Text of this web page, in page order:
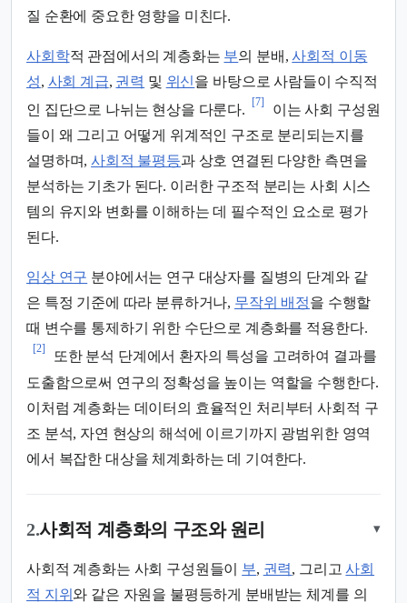
질 순환에 중요한 영향을 미친다.
사회학적 관점에서의 계층화는 부의 분배,사회적 이동
성, 사회 계급, 권력 및 위신을 바탕으로 사람들이 수직적
인 집단으로 나뉘는 현상을 다룬다.
[7]
이는 사회 구성원
들이 왜 그리고 어떻게 위계적인 구조로 분리되는지를
설명하며,사회적 불평등과 상호 연결된 다양한 측면을
분석하는 기초가 된다. 이러한 구조적 분리는 사회 시스
템의 유지와 변화를 이해하는 데 필수적인 요소로 평가
된다.
임상 연구 분야에서는 연구 대상자를 질병의 단계와 같
은 특정 기준에 따라 분류하거나, 무작위 배정을 수행할
때 변수를 통제하기 위한 수단으로 계층화를 적용한다.
[2]
또한 분석 단계에서 환자의 특성을 고려하여 결과를
도출함으로써 연구의 정확성을 높이는 역할을 수행한다.
이처럼 계층화는 데이터의 효율적인 처리부터 사회적 구
조 분석, 자연 현상의 해석에 이르기까지 광범위한 영역
에서 복잡한 대상을 체계화하는 데 기여한다.
2.사회적 계층화의 구조와 원리 ▾
사회적 계층화는 사회 구성원들이 부, 권력, 그리고사회
적 지위 와 같은 자원을 불평등하게 분배받는 체계를 의